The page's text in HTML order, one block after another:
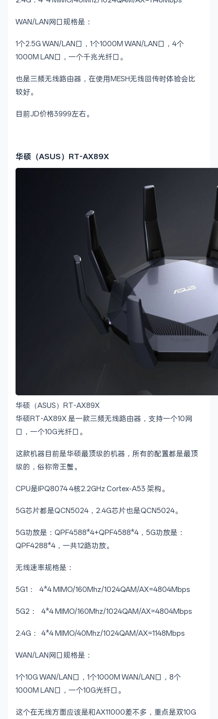
WAN/LAN网口规格是：
1个2.5G WAN/LAN口，1个1000M WAN/LAN口，4个
1000M LAN口，一个千兆光纤口。
也是三频无线路由器，在使用MESH无线回传时体验会比
较好。
目前JD价格3999左右。
华硕（ASUS）RT-AX89X
华硕（ASUS）RT-AX89X
华硕RT-AX89X 是一款三频无线路由器，支持一个10网
口，一个10G光纤口。
这款机器目前是华硕最顶级的机器，所有的配置都是最顶
级的，俗称帝王蟹。
CPU是IPQ8074 4核2.2GHz Cortex-A53 架构。
5G芯片都是QCN5024，2.4G芯片也是QCN5024。
5G功放是：QPF4588*4+QPF4588*4，5G功放是：
QPF4288*4，一共12路功放。
无线速率规格是：
5G1： 4*4 MIMO/160Mhz/1024QAM/AX=4804Mbps
5G2： 4*4 MIMO/160Mhz/1024QAM/AX=4804Mbps
2.4G： 4*4 MIMO/40Mhz/1024QAM/AX=1148Mbps
WAN/LAN网口规格是：
1个10G WAN/LAN口，1个1000M WAN/LAN口，8个
1000M LAN口，一个10G光纤口。
这个在无线方面应该是和AX11000差不多，重点是双10G